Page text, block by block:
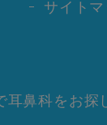
サイト
耳鼻科をお